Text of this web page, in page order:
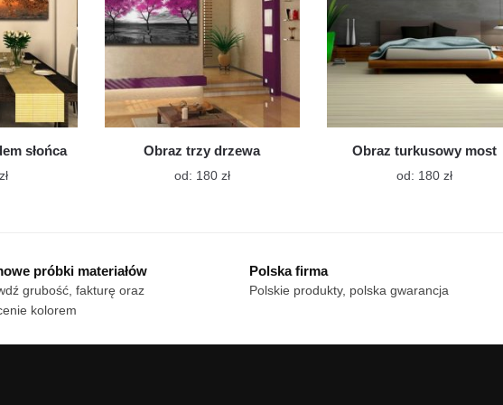
stronie
produktu
stronie
produktu
produktu
słońca
złTen
Opcje
można
wybrać
Obraz trzy drzewa
od: 180 złTen
Opcje
można
Obraz turkusowy most
od: 180 złTen
próbki materiałów
grubość, fakturę oraz
kolorem
Polska firma
Polskie produkty, polska gwarancja